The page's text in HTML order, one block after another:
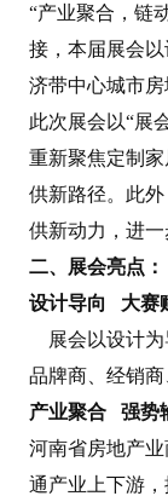
“产业聚合，链
接，本届展会
济带中心城市
此次展会以“展
重新聚焦定制
供新路径。此
供新动力，进
二、展会亮点：
设计导向 大赛
展会以设计为
品牌商、经销
产业聚合 强势
河南省房地产
通产业上下游